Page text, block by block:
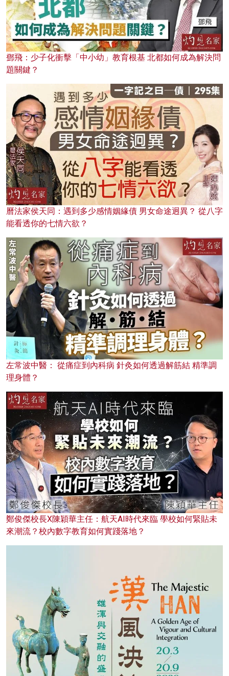
鄧飛：少子化衝擊「中小幼」教育根基 北都如何成為解決問
題關鍵？
曆法家侯天同：遇到多少感情姻緣債 男女命途迥異？ 從八字
能看透你的七情六欲？
左常波中醫： 從痛症到內科病 針灸如何透過解筋結 精準調
理身體？
鄭俊傑校長X陳穎華主任：航天AI時代來臨 學校如何緊貼未
來潮流？校內數字教育如何實踐落地？